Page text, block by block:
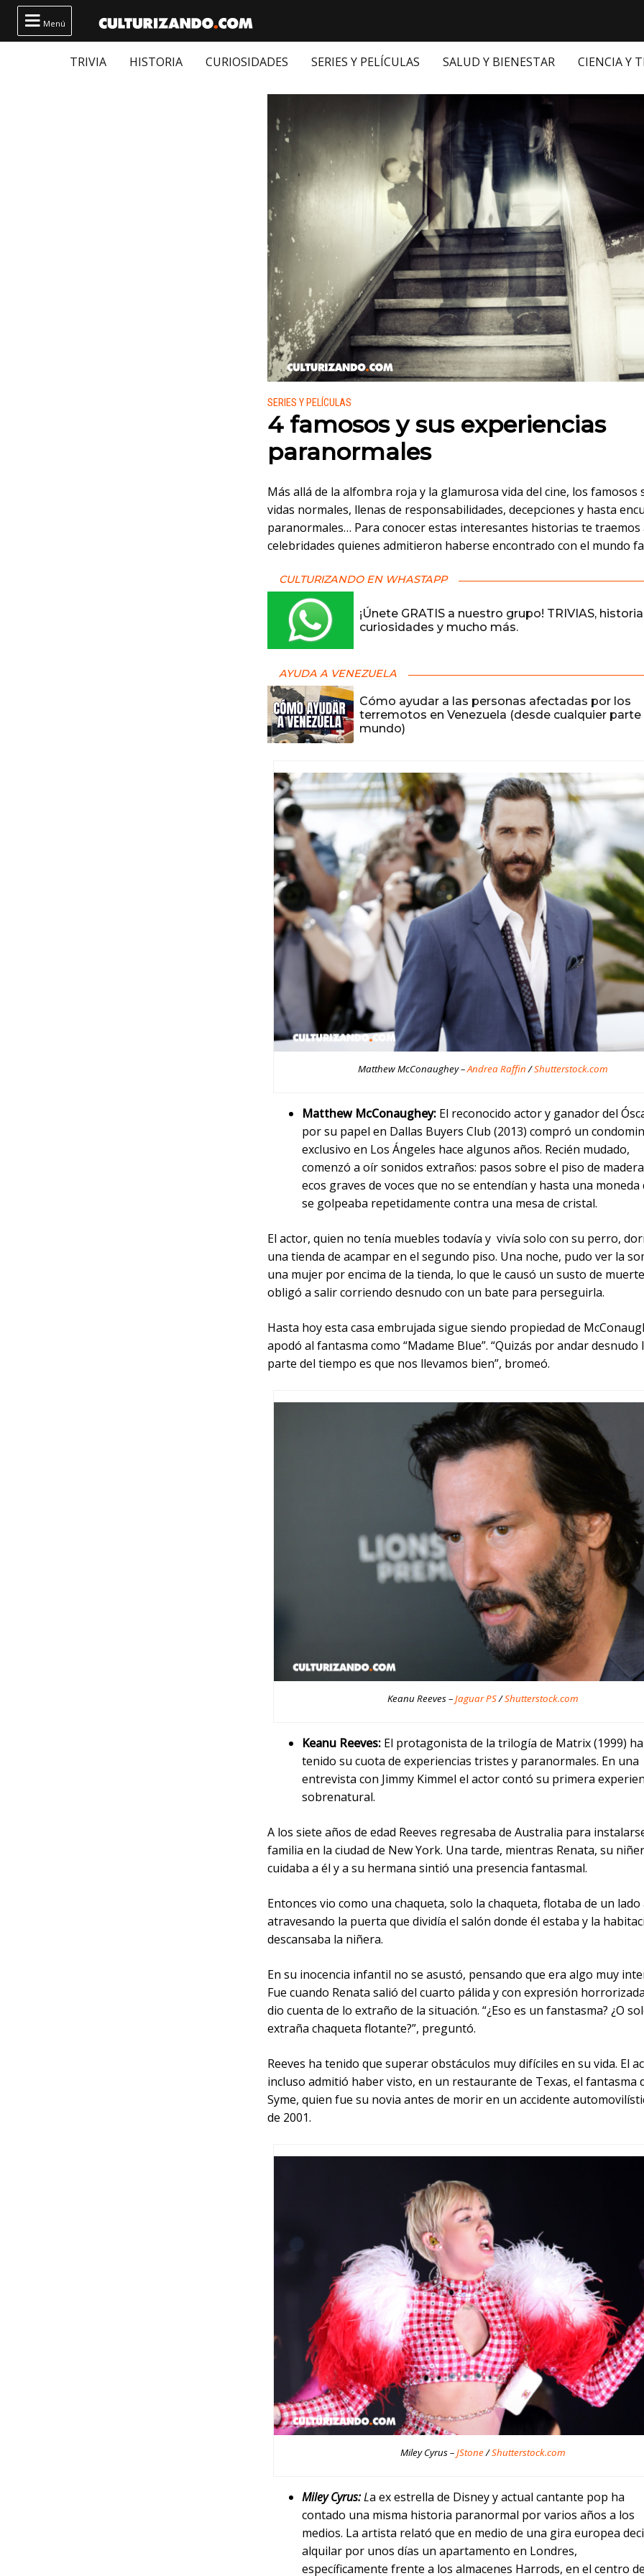
 Menú
TRIVIA HISTORIA CURIOSIDADES SERIES Y PELÍCULAS SALUD Y BIENESTAR CIENCIA Y
Publicado en:
SERIES Y PELÍCULAS
4 famosos y sus experiencias
paranormales
Más allá de la alfombra roja y la glamurosa vida del cine, los famosos
vidas normales, llenas de responsabilidades, decepciones y hasta
paranormales… Para conocer estas interesantes historias te traemos
celebridades quienes admitieron haberse encontrado con el mundo
CULTURIZANDO EN WHASTAPP
¡Únete GRATIS a nuestro grupo! TRIVIAS,
curiosidades y mucho más.
AYUDA A VENEZUELA
Cómo ayudar a las personas afectadas por los
terremotos en Venezuela (desde cualquier parte
mundo)
Matthew McConaughey –Andrea Raffin/Shutterstock.com
Matthew McConaughey: El reconocido actor y ganador del
por su papel en Dallas Buyers Club (2013) compró un
exclusivo en Los Ángeles hace algunos años. Recién mudado,
comenzó a oír sonidos extraños: pasos sobre el piso de
ecos graves de voces que no se entendían y hasta una moneda
se golpeaba repetidamente contra una mesa de cristal.
El actor, quien no tenía muebles todavía y vivía solo con su perro,
una tienda de acampar en el segundo piso. Una noche, pudo ver la
una mujer por encima de la tienda, lo que le causó un susto de
obligó a salir corriendo desnudo con un bate para perseguirla.
Hasta hoy esta casa embrujada sigue siendo propiedad de
apodó al fantasma como “Madame Blue”. “Quizás por andar desnudo
parte del tiempo es que nos llevamos bien”, bromeó.
Keanu Reeves –Jaguar PS/Shutterstock.com
Keanu Reeves: El protagonista de la trilogía de Matrix (1999) ha
tenido su cuota de experiencias tristes y paranormales. En una
entrevista con Jimmy Kimmel el actor contó su primera
sobrenatural.
A los siete años de edad Reeves regresaba de Australia para
familia en la ciudad de New York. Una tarde, mientras Renata, su
cuidaba a él y a su hermana sintió una presencia fantasmal.
Entonces vio como una chaqueta, solo la chaqueta, flotaba de un
atravesando la puerta que dividía el salón donde él estaba y la
descansaba la niñera.
En su inocencia infantil no se asustó, pensando que era algo muy
Fue cuando Renata salió del cuarto pálida y con expresión
dio cuenta de lo extraño de la situación. “¿Eso es un fanstasma? ¿O
extraña chaqueta flotante?”, preguntó.
Reeves ha tenido que superar obstáculos muy difíciles en su vida. El
incluso admitió haber visto, en un restaurante de Texas, el fantasma
Syme, quien fue su novia antes de morir en un accidente
de 2001.
Miley Cyrus –JStone/Shutterstock.com
Miley Cyrus:La ex estrella de Disney y actual cantante pop ha
contado una misma historia paranormal por varios años a los
medios. La artista relató que en medio de una gira europea
alquilar por unos días un apartamento en Londres,
específicamente frente a los almacenes Harrods, en el centro